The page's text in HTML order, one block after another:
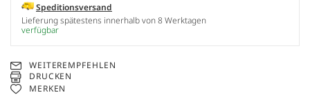
Speditionsversand
Lieferung spätestens innerhalb von 8 Werktagen
verfügbar
WEITEREMPFEHLEN
DRUCKEN
MERKEN